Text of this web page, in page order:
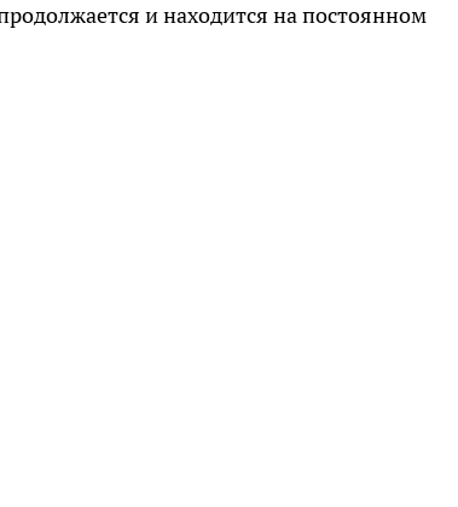
и находится на постоянном